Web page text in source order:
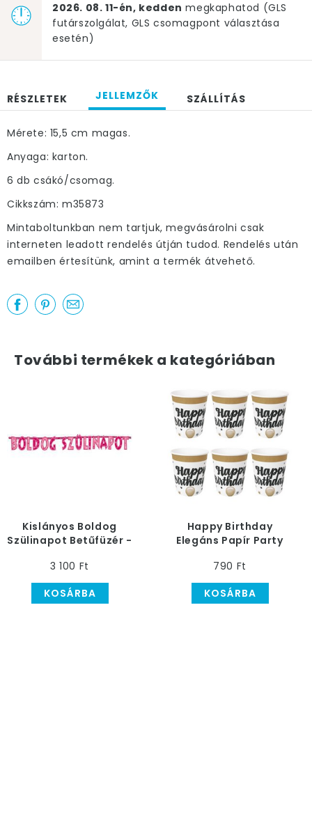
2026. 08. 11-én, kedden megkaphatod (GLS
futárszolgálat, GLS csomagpont választása
esetén)
RÉSZLETEK JELLEMZŐK SZÁLLÍTÁS
Mérete: 15,5 cm magas.
Anyaga: karton.
6 db csákó/csomag.
Cikkszám: m35873
Mintaboltunkban nem tartjuk, megvásárolni csak
interneten leadott rendelés útján tudod. Rendelés után
emailben értesítünk, amint a termék átvehető.
További termékek a kategóriában
Kislányos Boldog
Szülinapot Betűfüzér -
3 100 Ft
KOSÁRBA
Happy Birthday
Elegáns Papír Party
790 Ft
KOSÁRBA